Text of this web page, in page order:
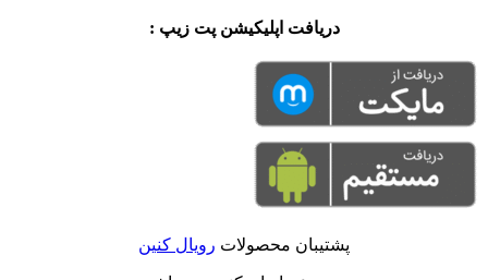
دریافت اپلیکیشن پت زیپ :
پشتیبان محصولات رویال کنین